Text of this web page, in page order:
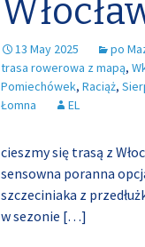
13 May 2025 po
trasa rowerowa z mapą,
Pomiechówek, Raciąż,
Łomna
EL
cieszmy się trasą z
sensowna poranna
szczeciniaka z
w sezonie […]